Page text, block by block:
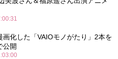
画化した「VAIOモノがたり」2本を
公開